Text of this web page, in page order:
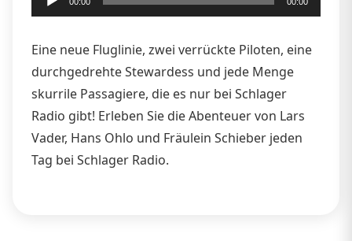
Player
Eine neue Fluglinie, zwei verrückte Piloten, eine
durchgedrehte Stewardess und jede Menge
skurrile Passagiere, die es nur bei Schlager
Radio gibt! Erleben Sie die Abenteuer von Lars
Vader, Hans Ohlo und Fräulein Schieber jeden
Tag bei Schlager Radio.